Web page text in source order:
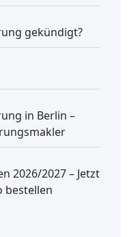
gekündigt?
in Berlin –
2026/2027 – Jetzt
bestellen